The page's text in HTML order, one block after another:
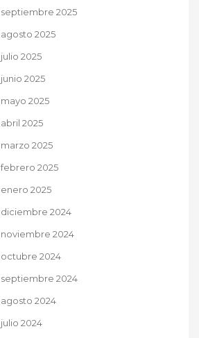
septiembre 2025
agosto 2025
julio 2025
junio 2025
mayo 2025
abril 2025
marzo 2025
febrero 2025
enero 2025
diciembre 2024
noviembre 2024
octubre 2024
septiembre 2024
agosto 2024
julio 2024